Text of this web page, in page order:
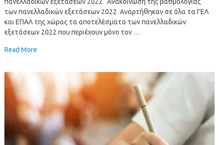
των πανελλαδικών εξετάσεων 2022 Αναρτήθηκαν σε όλα τα ΓΕΛ
και ΕΠΑΛ της χώρας τα αποτελέσματα των πανελλαδικών
εξετάσεων 2022 που περιέχουν μόνο τον …
Read More